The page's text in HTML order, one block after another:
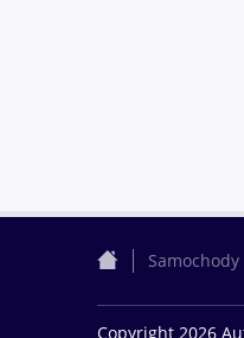
Copyright 2026